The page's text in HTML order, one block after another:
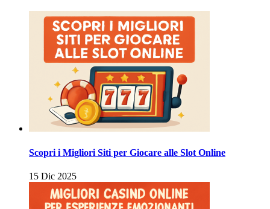
Scopri i Migliori Siti per Giocare alle Slot Online
15 Dic 2025